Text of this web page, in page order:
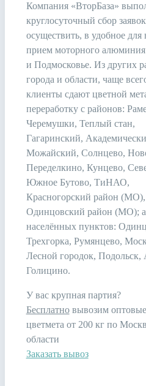
Компания «ВторБаза»
круглосуточный сбор
осуществить, в удобное для
прием моторного алюминия
и Подмосковье. Из других
города и области, чаще
клиенты сдают цветной
переработку с районов:
Черемушки, Теплый стан,
Гагаринский,
Можайский, Солнцево,
Переделкино, Кунцево,
Южное Бутово, ТиНАО,
Красногорский район (МО),
Одинцовский район (МО); а
населённых пунктов:
Трехгорка, Румянцево,
Лесной городок, Подольск,
Голицино.
У вас крупная партия?
Бесплатновывозим
цветмета от 200 кг по
области
Заказать вывоз